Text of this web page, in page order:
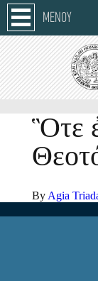
ΜΕΝΟΥ
Ὃτε
By Agia